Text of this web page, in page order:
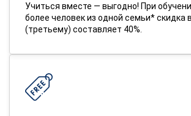
Учиться вместе — выгодно! При
более человек из одной семьи* скидка
(третьему) составляет 40%.